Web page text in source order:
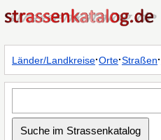
Länder/Landkreise·Orte·Straßen·